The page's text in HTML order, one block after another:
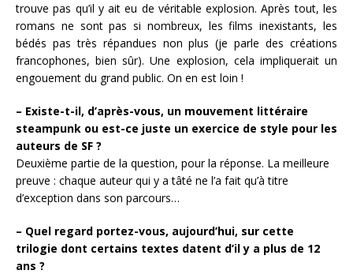
trouve pas qu’il y ait eu de véritable explosion. Après tout, les
romans ne sont pas si nombreux, les films inexistants, les
bédés pas très répandues non plus (je parle des créations
francophones, bien sûr). Une explosion, cela impliquerait un
engouement du grand public. On en est loin !
– Existe-t-il, d’après-vous, un mouvement littéraire
steampunk ou est-ce juste un exercice de style pour les
auteurs de SF ?
Deuxième partie de la question, pour la réponse. La meilleure
preuve : chaque auteur qui y a tâté ne l’a fait qu’à titre
d’exception dans son parcours…
– Quel regard portez-vous, aujourd’hui, sur cette
trilogie dont certains textes datent d’il y a plus de 12
ans ?